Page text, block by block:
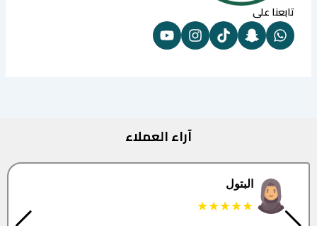
تابعنا على
آراء العملاء
البتول
★★★★★